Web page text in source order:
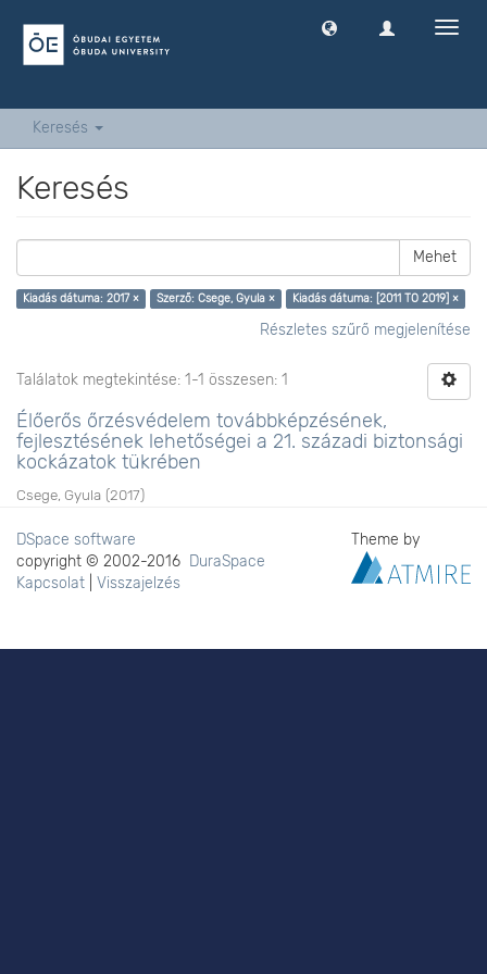
Keresés
Keresés
Mehet
Kiadás dátuma: 2017 × Szerző: Csege, Gyula × Kiadás dátuma: [2011 TO 2019] ×
Részletes szűrő megjelenítése
Találatok megtekintése: 1-1 összesen: 1
Élőerős őrzésvédelem továbbképzésének,
fejlesztésének lehetőségei a 21. századi biztonsági
kockázatok tükrében
Csege, Gyula (2017)
DSpace software
copyright © 2002-2016 DuraSpace
Kapcsolat
Visszajelzés
Theme by